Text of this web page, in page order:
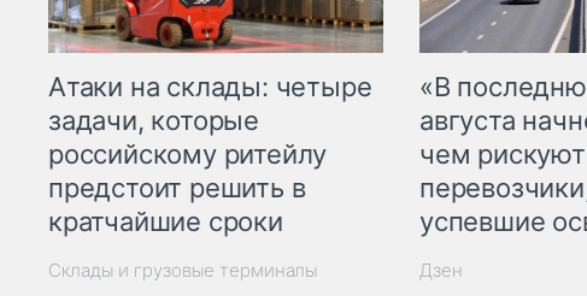
Атаки на склады: четыре
задачи, которые
российскому ритейлу
предстоит решить в
кратчайшие сроки
Склады и грузовые терминалы
«В
августа
чем рискуют
успевшие
Дзен